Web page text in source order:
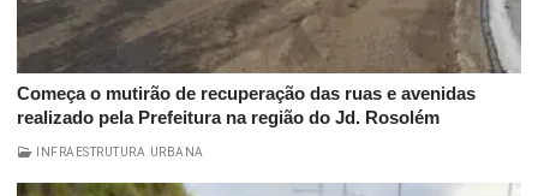
Começa o mutirão de recuperação das ruas e avenidas
realizado pela Prefeitura na região do Jd. Rosolém
INFRAESTRUTURA URBANA